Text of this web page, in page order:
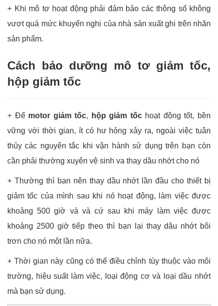
+ Khi mô tơ hoạt động phải đảm bảo các thông số không
vượt quá mức khuyến nghị của nhà sản xuất ghi trên nhãn
sản phẩm.
Cách bảo dưỡng mô tơ giảm tốc,
hộp giảm tốc
+ Để motor giảm tốc, hộp giảm tốchoạt động tốt, bền
vững với thời gian, ít có hư hỏng xảy ra, ngoài việc tuân
thủy các nguyên tắc khi vận hành sử dụng trên bạn còn
cần phải thường xuyên vệ sinh va thay dầu nhớt cho nó
+ Thường thì bạn nên thay dầu nhớt lần đầu cho thiết bị
giảm tốc của mình sau khi nó hoạt động, làm việc được
khoảng 500 giờ và và cứ sau khi máy làm việc được
khoảng 2500 giờ tiếp theo thì bạn lại thay dâu nhớt bôi
trơn cho nó một lần nữa.
+ Thời gian này cũng có thể điều chỉnh tùy thuộc vào môi
trường, hiệu suất làm việc, loại động cơ và loại dầu nhớt
mà bạn sử dụng.